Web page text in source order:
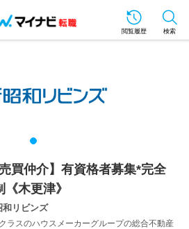
閲覧履歴 検索
売買仲介】有資格者募集*完全
木更津》
和リビンズ
ラスのハウスメーカーグループの総合不動産